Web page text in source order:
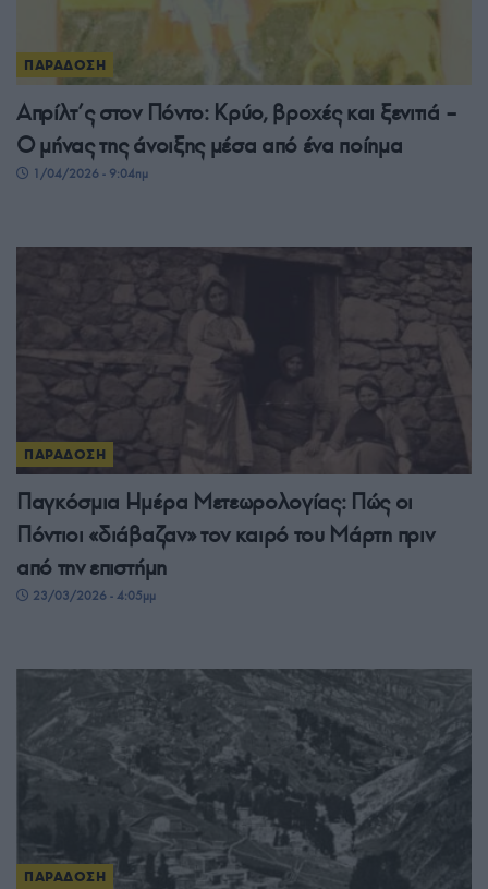
ΠΑΡΑΔΟΣΗ
Απρίλτ’ς στον Πόντο: Κρύο, βροχές και ξενιτιά –
Ο μήνας της άνοιξης μέσα από ένα ποίημα
1/04/2026 - 9:04πμ
ΠΑΡΑΔΟΣΗ
Παγκόσμια Ημέρα Μετεωρολογίας: Πώς οι
Πόντιοι «διάβαζαν» τον καιρό του Μάρτη πριν
από την επιστήμη
23/03/2026 - 4:05μμ
ΠΑΡΑΔΟΣΗ